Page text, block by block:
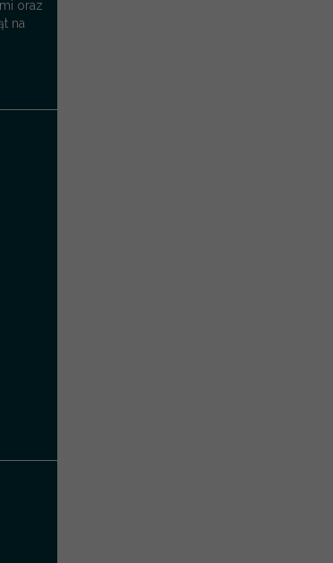
oraz
na